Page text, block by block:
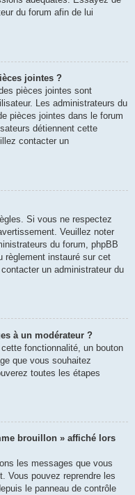
du forum afin de lui
jointes ?
pièces jointes sont
Les administrateurs du
pièces jointes dans le forum
détiennent cette
contacter un
Si vous ne respectez
Veuillez noter
du forum, phpBB
règlement instauré sur cet
un administrateur du
à un modérateur ?
fonctionnalité, un bouton
que vous souhaitez
toutes les étapes
brouillon » affiché lors
les messages que vous
Vous pouvez reprendre les
le panneau de contrôle